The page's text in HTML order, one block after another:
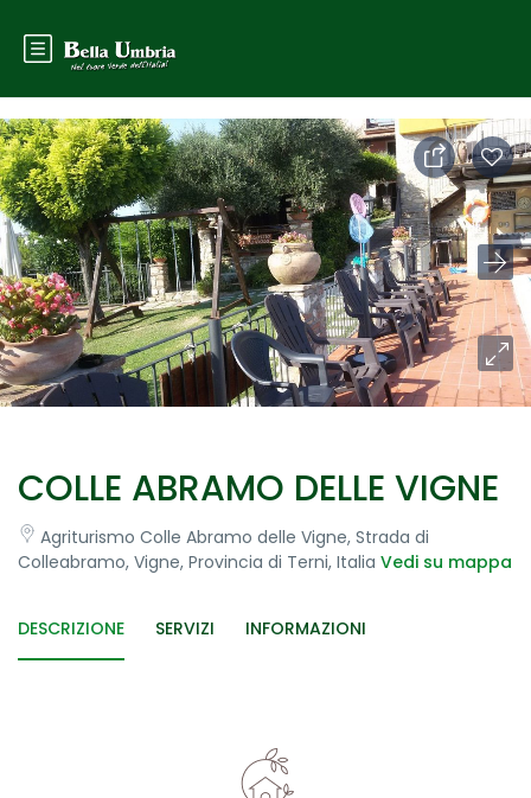
COLLE ABRAMO DELLE VIGNE
Agriturismo Colle Abramo delle Vigne, Strada di
Colleabramo, Vigne, Provincia di Terni, Italia Vedi su mappa
DESCRIZIONE SERVIZI INFORMAZIONI